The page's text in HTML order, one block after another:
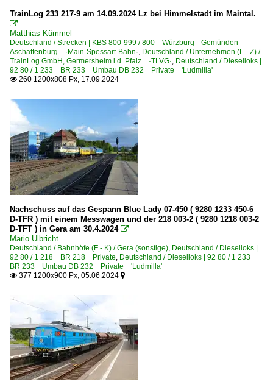
TrainLog 233 217-9 am 14.09.2024 Lz bei Himmelstadt im Maintal.

Matthias Kümmel
Deutschland / Strecken | KBS 800-999 / 800 Würzburg – Gemünden –
Aschaffenburg ·Main-Spessart-Bahn·, Deutschland / Unternehmen (L - Z) /
TrainLog GmbH, Germersheim i.d. Pfalz ·TLVG·, Deutschland / Dieselloks |
92 80 / 1 233 BR 233 Umbau DB 232 Private 'Ludmilla'
 260 1200x808 Px, 17.09.2024
Nachschuss auf das Gespann Blue Lady 07-450 ( 9280 1233 450-6
D-TFR ) mit einem Messwagen und der 218 003-2 ( 9280 1218 003-2
D-TFT ) in Gera am 30.4.2024 
Mario Ulbricht
Deutschland / Bahnhöfe (F - K) / Gera (sonstige), Deutschland / Dieselloks |
92 80 / 1 218 BR 218 Private, Deutschland / Dieselloks | 92 80 / 1 233
BR 233 Umbau DB 232 Private 'Ludmilla'
 377 1200x900 Px, 05.06.2024 